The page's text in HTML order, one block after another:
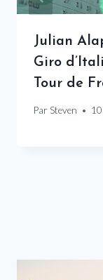
Julian
Giro
Tour de
Par Steven